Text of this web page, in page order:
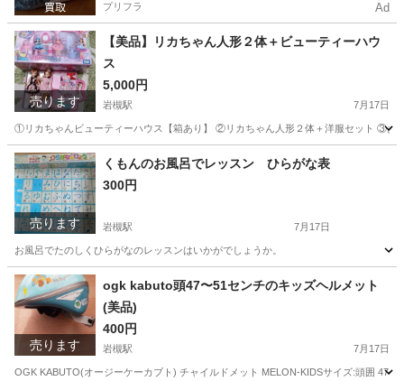
プリフラ Ad
売ります
【美品】リカちゃん人形２体＋ビューティーハウ
ス
5,000円
岩槻駅 7月17日
①リカちゃんビューティーハウス【箱あり】 ②リカちゃん人形２体＋洋服セット ③お
埼玉 さいたま市 岩槻駅 フィギュア リカちゃん
売ります
くもんのお風呂でレッスン ひらがな表
300円
岩槻駅 7月17日
お風呂でたのしくひらがなのレッスンはいかがでしょうか。
埼玉 さいたま市 ひらがな
売ります
ogk kabuto頭47〜51センチのキッズヘルメット
(美品)
400円
岩槻駅 7月17日
OGK KABUTO(オージーケーカブト) チャイルドメット MELON-KIDSサイズ:頭囲